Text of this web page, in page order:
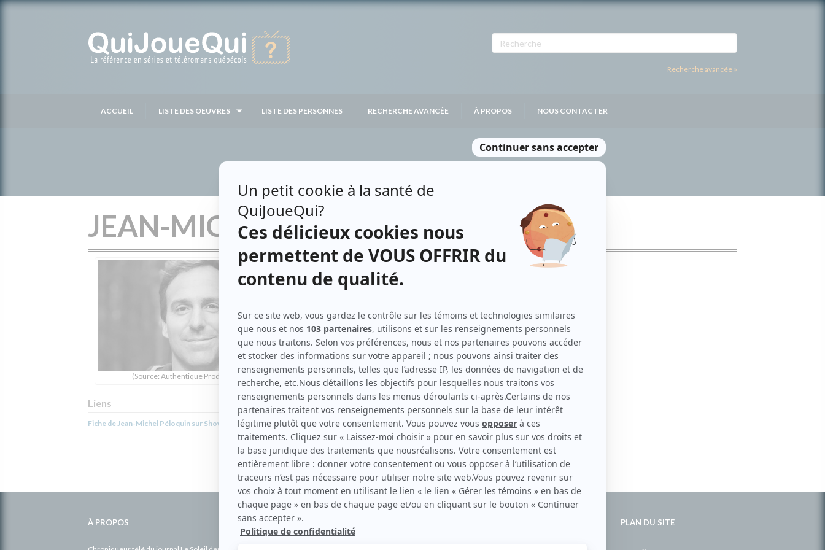
Recherche avancée »
ACCUEIL LISTE DES OEUVRES LISTE DES PERSONNES RECHERCHE AVANCÉE À PROPOS NOUS CONTACTER
JEAN-MICHEL PÉLOQUIN
(Source: Authentique Productions)
Liens
Fiche de Jean-Michel Péloquin sur Showbizz.net
À PROPOS PLAN DU SITE